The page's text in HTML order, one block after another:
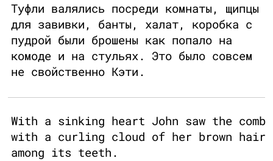
Туфли валялись посреди комнаты, щипцы
для завивки, банты, халат, коробка с
пудрой были брошены как попало на
комоде и на стульях. Это было совсем
не свойственно Кэти.
With a sinking heart John saw the comb
with a curling cloud of her brown hair
among its teeth.